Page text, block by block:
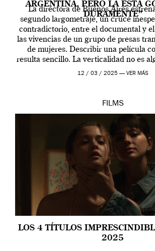
ARGENTINA, PERO LA ESTÁ
DURAMENTE”
La directora de Buenos Aires
segundo largometraje, un cruce
contradictorio, entre el documental y
las vivencias de un grupo de presas
de mujeres. Describir una película
resulta sencillo. La verticalidad no es
la artista, […]
12 / 03 / 2025 — VER MÁS
FILMS
LOS 4 TÍTULOS
2025